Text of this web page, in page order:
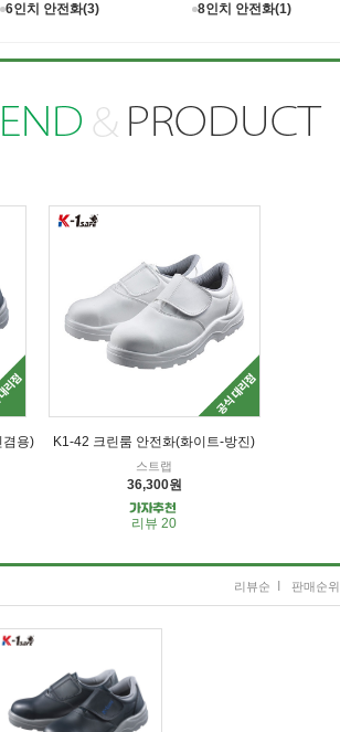
6인치 안전화(3) 8인치 안전화(1)
겸용) K1-42 크린룸 안전화(화이트-방진)
스트랩
36,300원
리뷰 20
리뷰순 판매순위